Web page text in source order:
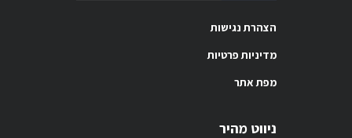
ניווט מהיר
הצהרת נגישות
מדיניות פרטיות
מפת אתר